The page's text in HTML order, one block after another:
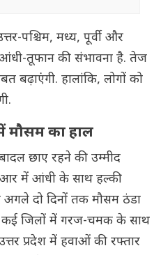
पश्चिम, मध्य, पूर्वी और
आंधी-तूफान की संभावना है. तेज
बढ़ाएंगी. हालांकि, लोगों को
मौसम का हाल
छाए रहने की उम्मीद
में आंधी के साथ हल्की
अगले दो दिनों तक मौसम ठंडा
कई जिलों में गरज-चमक के साथ
प्रदेश में हवाओं की रफ्तार